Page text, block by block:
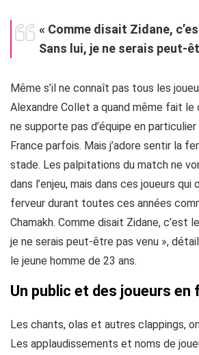
« Comme disait Zidane,
Sans lui, je ne serais peut-
Même s’il ne connaît pas tous les
Alexandre Collet a quand même fait le
ne supporte pas d’équipe en
France parfois. Mais j’adore sentir la
stade. Les palpitations du match ne
dans l’enjeu, mais dans ces joueurs
ferveur durant toutes ces années
Chamakh. Comme disait Zidane, c’est
je ne serais peut-être pas venu »,
le jeune homme de 23 ans.
Un public et des joueurs en
Les chants, olas et autres clappings,
Les applaudissements et noms de